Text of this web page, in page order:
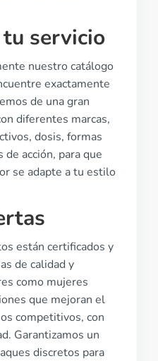
servicio
nuestro catálogo
exactamente
de una gran
diferentes marcas,
dosis, formas
acción, para que
se adapte a tu estilo
están certificados y
de calidad y
como mujeres
que mejoran el
competitivos, con
Garantizamos un
discretos para